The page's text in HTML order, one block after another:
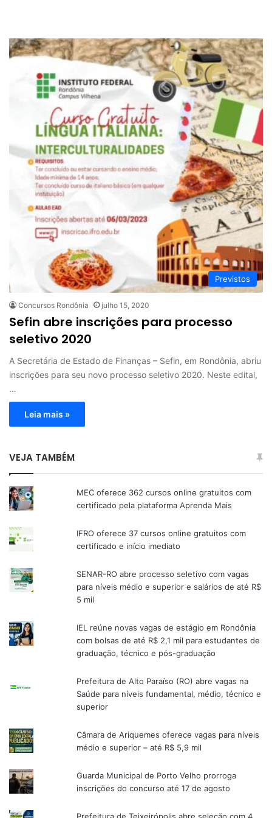
Previstos
Concursos Rondônia julho 15, 2020
Sefin abre inscrições para processo
seletivo 2020
A Secretária de Estado de Finanças – Sefin, em Rondônia, abriu
inscrições para seu novo processo seletivo 2020. Neste edital,
…
Leia mais »
VEJA TAMBÉM
MEC oferece 362 cursos online gratuitos com
certificado pela plataforma Aprenda Mais
IFRO oferece 37 cursos online gratuitos com
certificado e início imediato
SENAR-RO abre processo seletivo com vagas
para níveis médio e superior e salários de até R$
5 mil
IEL reúne novas vagas de estágio em Rondônia
com bolsas de até R$ 2,1 mil para estudantes de
graduação, técnico e pós-graduação
Prefeitura de Alto Paraíso (RO) abre vagas na
Saúde para níveis fundamental, médio, técnico e
superior
Câmara de Ariquemes oferece vagas para níveis
médio e superior – até R$ 5,9 mil
Guarda Municipal de Porto Velho prorroga
inscrições do concurso até 17 de agosto